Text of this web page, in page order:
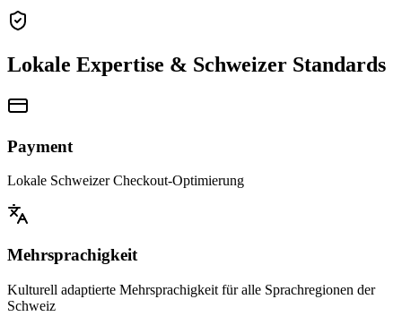
Lokale Expertise & Schweizer Standards
Payment
Lokale Schweizer Checkout-Optimierung
Mehrsprachigkeit
Kulturell adaptierte Mehrsprachigkeit für alle Sprachregionen der
Schweiz